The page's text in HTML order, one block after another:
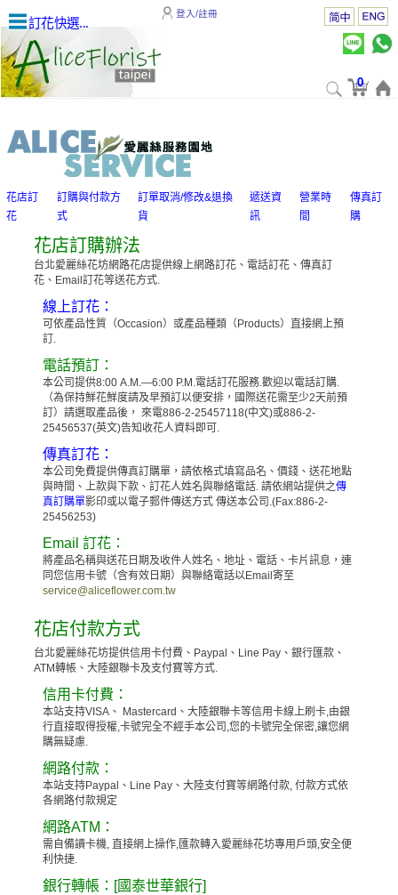
訂花快選...
登入/註冊
0
花店訂
花
訂購與付款方
式
訂單取消/修改&退換
貨
遞送資
訊
營業時
間
傳真訂
購
花店訂購辦法
台北愛麗絲花坊網路花店提供線上網路訂花、電話訂花、傳真訂
花、Email訂花等送花方式.
線上訂花：
可依產品性質（Occasion）或產品種類（Products）直接網上預
訂.
電話預訂：
本公司提供8:00 A.M.—6:00 P.M.電話訂花服務.歡迎以電話訂購.
（為保持鮮花鮮度請及早預訂以便安排，國際送花需至少2天前預
訂）請選取產品後， 來電886-2-25457118(中文)或886-2-
25456537(英文)告知收花人資料即可.
傳真訂花：
本公司免費提供傳真訂購單，請依格式填寫品名、價錢、送花地點
與時間、上款與下款、訂花人姓名與聯絡電話. 請依網站提供之傳
真訂購單影印或以電子郵件傳送方式 傳送本公司.(Fax:886-2-
25456253)
Email 訂花：
將產品名稱與送花日期及收件人姓名、地址、電話、卡片訊息，連
同您信用卡號（含有效日期）與聯絡電話以Email寄至
service@aliceflower.com.tw
花店付款方式
台北愛麗絲花坊提供信用卡付費、Paypal、Line Pay、銀行匯款、
ATM轉帳、大陸銀聯卡及支付寶等方式.
信用卡付費：
本站支持VISA、 Mastercard、大陸銀聯卡等信用卡線上刷卡,由銀
行直接取得授權,卡號完全不經手本公司,您的卡號完全保密,讓您網
購無疑慮.
網路付款：
本站支持Paypal、Line Pay、大陸支付寶等網路付款, 付款方式依
各網路付款規定
網路ATM：
需自備讀卡機, 直接網上操作,匯款轉入愛麗絲花坊專用戶頭,安全便
利快捷.
銀行轉帳：[國泰世華銀行]